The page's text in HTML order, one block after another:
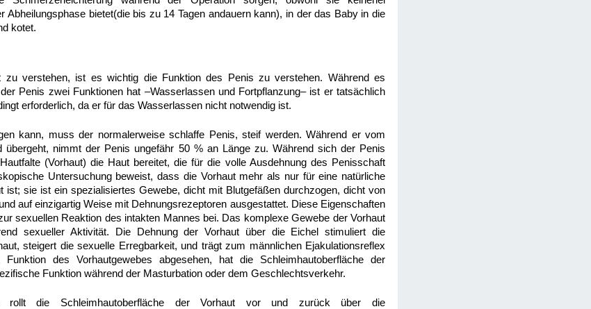
Abheilungsphase bietet(die bis zu 14 Tagen andauern kann), in der das Baby in die
kotet.
zu verstehen, ist es wichtig die Funktion des Penis zu verstehen. Während es
Penis zwei Funktionen hat –Wasserlassen und Fortpflanzung– ist er tatsächlich
erforderlich, da er für das Wasserlassen nicht notwendig ist.
kann, muss der normalerweise schlaffe Penis, steif werden. Während er vom
übergeht, nimmt der Penis ungefähr 50 % an Länge zu. Während sich der Penis
(Vorhaut) die Haut bereitet, die für die volle Ausdehnung des Penisschaft
Untersuchung beweist, dass die Vorhaut mehr als nur für eine natürliche
ist; sie ist ein spezialisiertes Gewebe, dicht mit Blutgefäßen durchzogen, dicht von
auf einzigartig Weise mit Dehnungsrezeptoren ausgestattet. Diese Eigenschaften
sexuellen Reaktion des intakten Mannes bei. Das komplexe Gewebe der Vorhaut
sexueller Aktivität. Die Dehnung der Vorhaut über die Eichel stimuliert die
steigert die sexuelle Erregbarkeit, und trägt zum männlichen Ejakulationsreflex
des Vorhautgewebes abgesehen, hat die Schleimhautoberfläche der
Funktion während der Masturbation oder dem Geschlechtsverkehr.
rollt die Schleimhautoberfläche der Vorhaut vor und zurück über die